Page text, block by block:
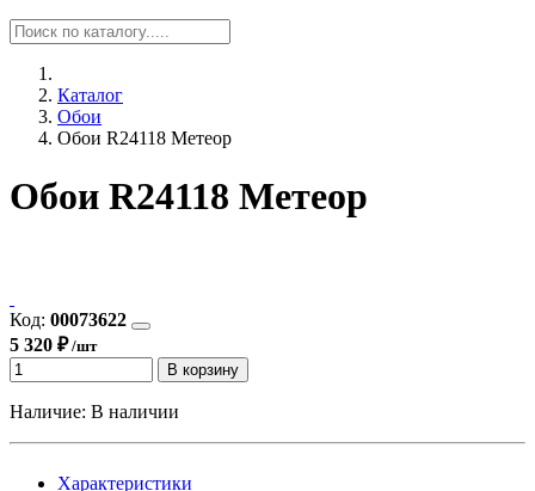
Каталог
Обои
Обои R24118 Метеор
Обои R24118 Метеор
Код: 00073622
5 320 ₽/шт
В корзину
Наличие: В наличии
Характеристики